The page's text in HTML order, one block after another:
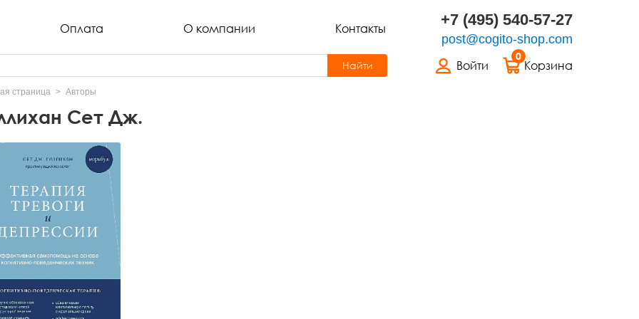
Оплата О компании Контакты +7 (495) 540-57-27
post@cogito-shop.com
Войти
0
Корзина
Найти
страница Авторы
Сет Дж.